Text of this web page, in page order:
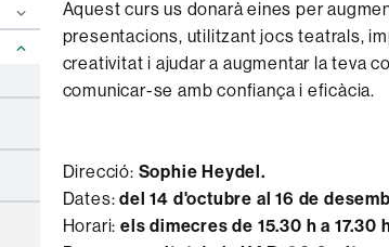
Aquest curs us donarà eines per
presentacions, utilitzant jocs teatrals,
creativitat i ajudar a augmentar la teva
comunicar-se amb confiança i eficàcia.
Direcció: Sophie Heydel.
Dates:del 14 d'octubre al 16 de
Horari: els dimecres de 15.30 h a 17.30